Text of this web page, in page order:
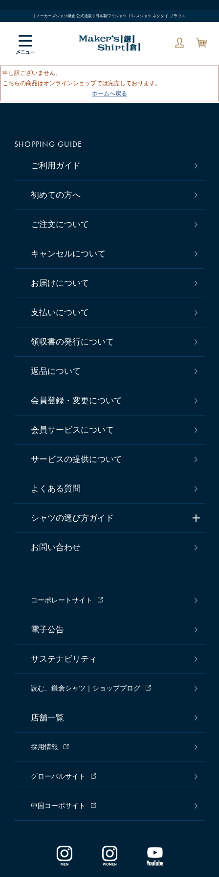
| メーカーズシャツ鎌倉 公式通販 | 日本製ワイシャツ ドレスシャツ ネクタイ ブラウス
申し訳ございません。
こちらの商品はオンラインショップでは完売しております。
ホームへ戻る
SHOPPING GUIDE
ご利用ガイド
初めての方へ
ご注文について
キャンセルについて
お届けについて
支払いについて
領収書の発行について
返品について
会員登録・変更について
会員サービスについて
サービスの提供について
よくある質問
シャツの選び方ガイド
お問い合わせ
コーポレートサイト
電子公告
サステナビリティ
読む、鎌倉シャツ｜ショップブログ
店舗一覧
採用情報
グローバルサイト
中国コーポサイト